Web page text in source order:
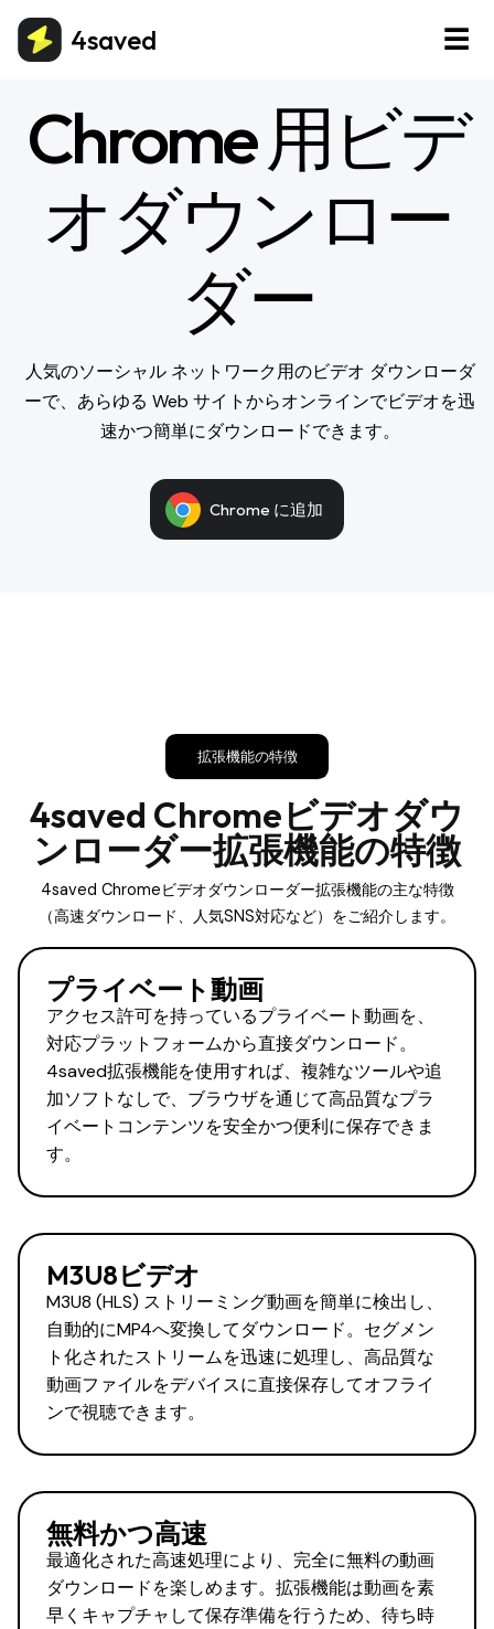
4saved ☰
Chrome 用ビデ
オダウンロー
ダー
人気のソーシャル ネットワーク用のビデオ ダウンローダ
ーで、あらゆる Web サイトからオンラインでビデオを迅
速かつ簡単にダウンロードできます。
Chrome に追加
拡張機能の特徴
4saved Chromeビデオダウ
ンローダー拡張機能の特徴
4saved Chromeビデオダウンローダー拡張機能の主な特徴
（高速ダウンロード、人気SNS対応など）をご紹介します。
プライベート動画
アクセス許可を持っているプライベート動画を、
対応プラットフォームから直接ダウンロード。
4saved拡張機能を使用すれば、複雑なツールや追
加ソフトなしで、ブラウザを通じて高品質なプラ
イベートコンテンツを安全かつ便利に保存できま
す。
M3U8ビデオ
M3U8 (HLS) ストリーミング動画を簡単に検出し、
自動的にMP4へ変換してダウンロード。セグメン
ト化されたストリームを迅速に処理し、高品質な
動画ファイルをデバイスに直接保存してオフライ
ンで視聴できます。
無料かつ高速
最適化された高速処理により、完全に無料の動画
ダウンロードを楽しめます。拡張機能は動画を素
早くキャプチャして保存準備を行うため、待ち時